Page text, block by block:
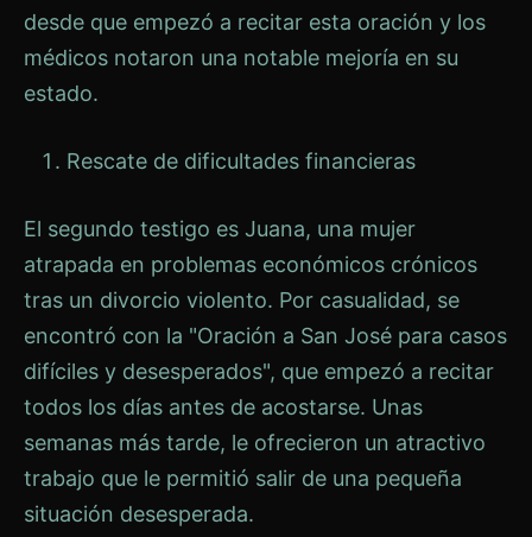
desde que empezó a recitar esta oración y los
médicos notaron una notable mejoría en su
estado.
Rescate de dificultades financieras
El segundo testigo es Juana, una mujer
atrapada en problemas económicos crónicos
tras un divorcio violento. Por casualidad, se
encontró con la "Oración a San José para casos
difíciles y desesperados", que empezó a recitar
todos los días antes de acostarse. Unas
semanas más tarde, le ofrecieron un atractivo
trabajo que le permitió salir de una pequeña
situación desesperada.